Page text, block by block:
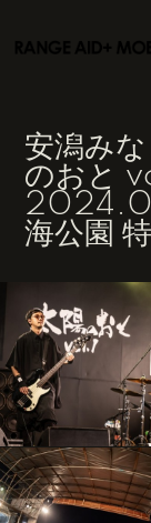
VIDEO
会員登録
安潟み
のおと
海公園